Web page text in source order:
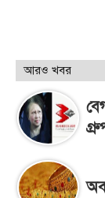
আরও খবর